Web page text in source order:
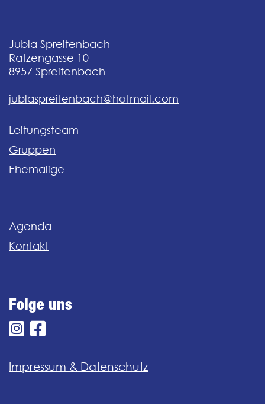
Jubla Spreitenbach
Ratzengasse 10
8957 Spreitenbach
jublaspreitenbach@hotmail.com
Leitungsteam
Gruppen
Ehemalige
Agenda
Kontakt
Folge uns
Impressum & Datenschutz